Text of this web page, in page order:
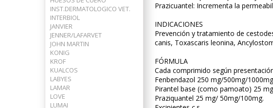
INST.DERMATOLOGICO VET.
INTERBIOL
JANVIER
JENNER/LAFARVET
JOHN MARTIN
KONIG
KROF
KUALCOS
LABYES
LAMAR
LOVE
LUMAI
Prazicuantel: Incrementa la
INDICACIONES
Prevención y tratamiento de
canis, Toxascaris leonina,
FÓRMULA
Cada comprimido según
Fenbendazol 250 mg/500mg/
Pirantel base (como pamoato) 25
Praziquantel 25 mg/ 50mg/100mg.